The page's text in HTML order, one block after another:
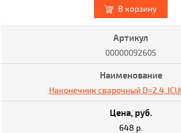
В корзину
00000092605
Наконечник сварочный D=2.4,
648 р.